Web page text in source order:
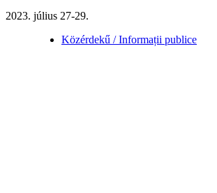
2023. július 27-29.
Közérdekű / Informații publice